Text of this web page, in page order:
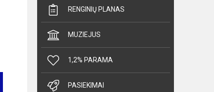
RENGINIŲ PLANAS
MUZIEJUS
1,2% PARAMA
PASIEKIMAI